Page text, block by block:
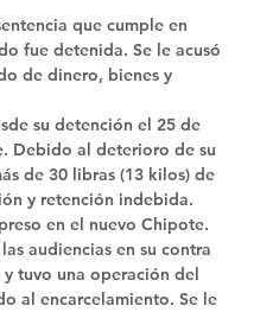
que cumple en
fue detenida. Se le acusó
de dinero, bienes y
su detención el 25 de
Debido al deterioro de su
de 30 libras (13 kilos) de
y retención indebida.
en el nuevo Chipote.
audiencias en su contra
tuvo una operación del
al encarcelamiento. Se le